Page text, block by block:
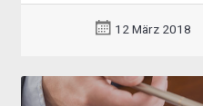
12 März 2018